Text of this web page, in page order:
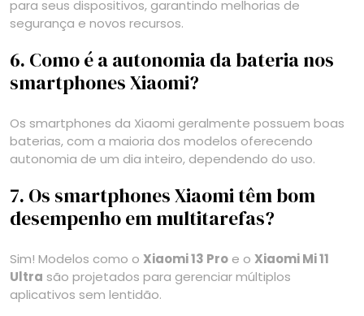
para seus dispositivos, garantindo melhorias de
segurança e novos recursos.
6. Como é a autonomia da bateria nos
smartphones Xiaomi?
Os smartphones da Xiaomi geralmente possuem boas
baterias, com a maioria dos modelos oferecendo
autonomia de um dia inteiro, dependendo do uso.
7. Os smartphones Xiaomi têm bom
desempenho em multitarefas?
Sim! Modelos como o Xiaomi 13 Pro e o Xiaomi Mi 11
Ultra são projetados para gerenciar múltiplos
aplicativos sem lentidão.